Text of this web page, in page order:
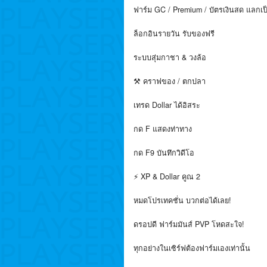
ฟาร์ม GC / Premium / บัตรเงินสด แลก
ล็อกอินรายวัน รับของฟรี
ระบบสุ่มกาชา & วงล้อ
⚒️ คราฟของ / ตกปลา
เทรด Dollar ได้อิสระ
กด F แสดงท่าทาง
กด F9 บันทึกวิดีโอ
⚡ XP & Dollar คูณ 2
หมดโปรเทคชั่น บวกต่อได้เลย!
ดรอปดี ฟาร์มมันส์ PVP โหดสะใจ!
ทุกอย่างในเซิร์ฟต้องฟาร์มเองเท่านั้น